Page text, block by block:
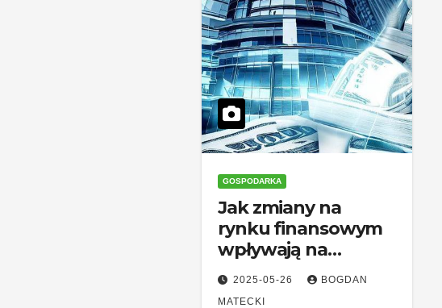
GOSPODARKA
Jak zmiany na
rynku finansowym
wpływają na
codzienne życie
konsumentów?
2025-05-26
BOGDAN
MATECKI